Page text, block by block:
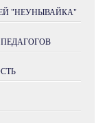
"НЕУНЫВАЙКА"